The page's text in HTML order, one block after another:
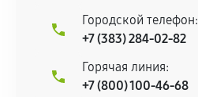
Городской телефон:
+7 (383) 284-02-82
Горячая линия:
+7 (800) 100-46-68